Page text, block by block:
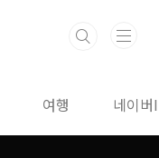
여행 네이